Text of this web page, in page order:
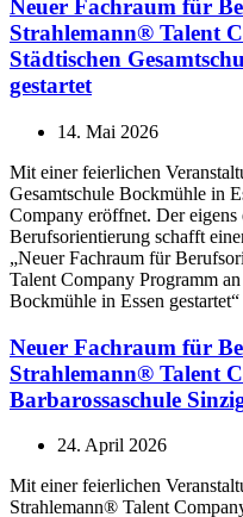
Neuer Fachraum für
Strahlemann® Talent
Städtischen
gestartet
14. Mai 2026
Mit einer feierlichen
Gesamtschule Bockmühle in
Company eröffnet. Der
Berufsorientierung schafft
„Neuer Fachraum für
Talent Company Programm
Bockmühle in Essen
Neuer Fachraum für
Strahlemann® Talent
Barbarossaschule
24. April 2026
Mit einer feierlichen
Strahlemann® Talent